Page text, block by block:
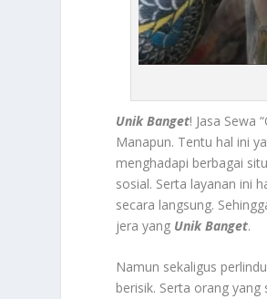
Unik Banget! Jasa Sewa
Manapun. Tentu hal ini
menghadapi berbagai
sosial. Serta layanan ini
secara langsung.
jera yang Unik Banget.
Namun sekaligus
berisik. Serta orang